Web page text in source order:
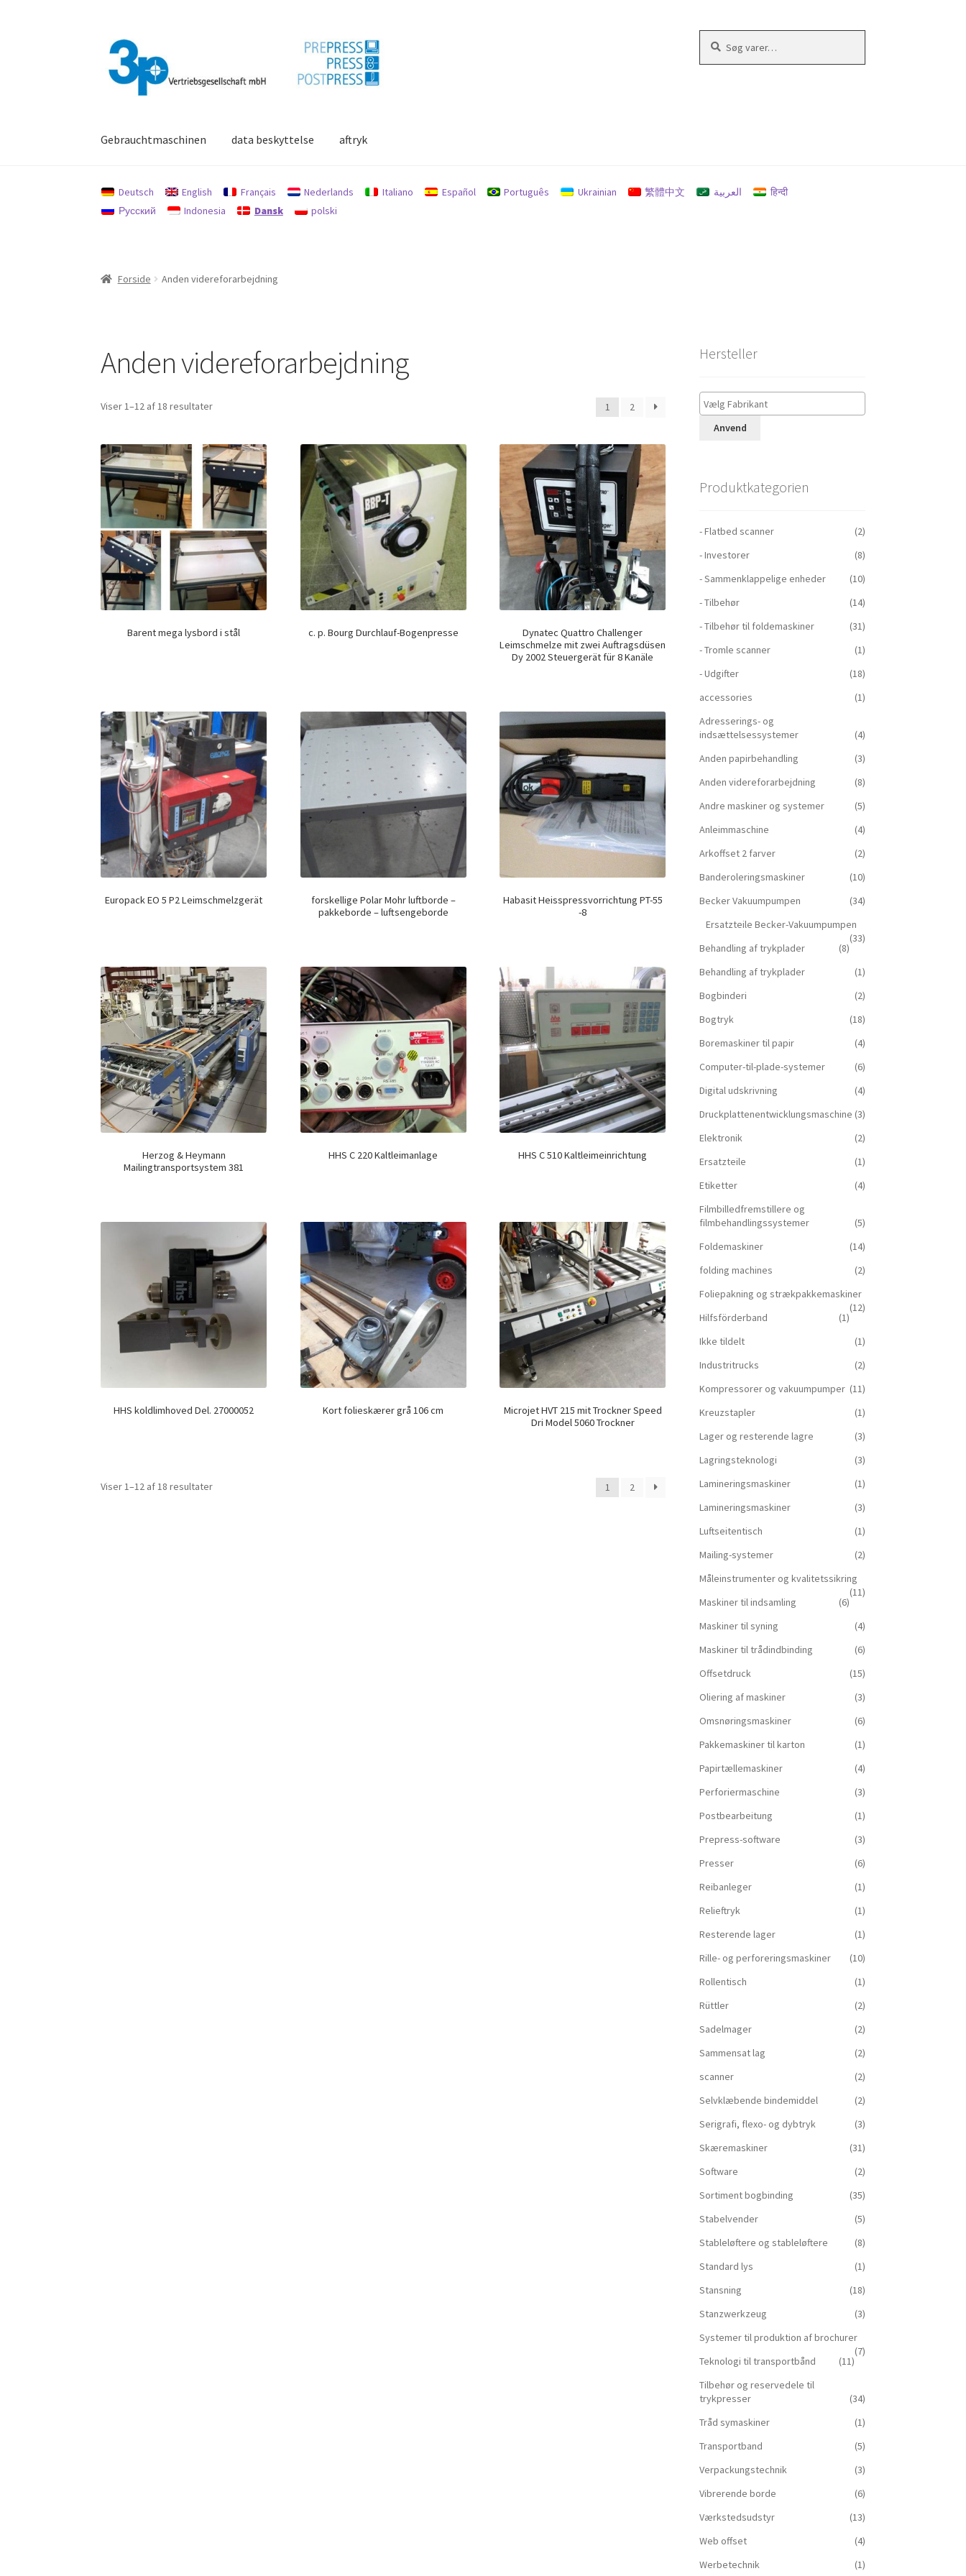
Spring
til
navigation
Spring
til
indhold
efter:
Gebrauchtmaschinen data beskyttelse aftryk
Deutsch English Français Nederlands Italiano Español Português Ukrainian 繁體中文 العربية
हिन्दी
Русский
Indonesia Dansk polski
Forside Anden videreforarbejdning
Anden videreforarbejdning
Viser 1–12 af 18 resultater 1 2
Barent mega lysbord i stål c. p. Bourg Durchlauf-Bogenpresse
Dynatec Quattro Challenger
Leimschmelze mit zwei Auftragsdüsen
Dy 2002 Steuergerät für 8 Kanäle
Europack EO 5 P2 Leimschmelzgerät
forskellige Polar Mohr luftborde –
pakkeborde – luftsengeborde
Habasit Heisspressvorrichtung PT-55
-8
Herzog & Heymann
Mailingtransportsystem 381
HHS C 220 Kaltleimanlage HHS C 510 Kaltleimeinrichtung
HHS koldlimhoved Del. 27000052 Kort folieskærer grå 106 cm
Microjet HVT 215 mit Trockner Speed
Dri Model 5060 Trockner
Viser 1–12 af 18 resultater 1 2
Hersteller
Anvend
Produktkategorien
- Flatbed scanner
(2)
- Investorer
(8)
- Sammenklappelige enheder
(10)
- Tilbehør
(14)
- Tilbehør til foldemaskiner
(31)
- Tromle scanner
(1)
- Udgifter
(18)
accessories
(1)
Adresserings- og
indsættelsessystemer
(4)
Anden papirbehandling
(3)
Anden videreforarbejdning
(8)
Andre maskiner og systemer
(5)
Anleimmaschine
(4)
Arkoffset 2 farver
(2)
Banderoleringsmaskiner
(10)
Becker Vakuumpumpen
(34)
Ersatzteile Becker-Vakuumpumpen
(33)
Behandling af trykplader
(8)
Behandling af trykplader
(1)
Bogbinderi
(2)
Bogtryk
(18)
Boremaskiner til papir
(4)
Computer-til-plade-systemer
(6)
Digital udskrivning
(4)
Druckplattenentwicklungsmaschine (3)
Elektronik
(2)
Ersatzteile
(1)
Etiketter
(4)
Filmbilledfremstillere og
filmbehandlingssystemer
(5)
Foldemaskiner
(14)
folding machines
(2)
Foliepakning og strækpakkemaskiner
(12)
Hilfsförderband
(1)
Ikke tildelt
(1)
Industritrucks
(2)
Kompressorer og vakuumpumper (11)
Kreuzstapler
(1)
Lager og resterende lagre
(3)
Lagringsteknologi
(3)
Lamineringsmaskiner
(1)
Lamineringsmaskiner
(3)
Luftseitentisch
(1)
Mailing-systemer
(2)
Måleinstrumenter og kvalitetssikring
(11)
Maskiner til indsamling
(6)
Maskiner til syning
(4)
Maskiner til trådindbinding
(6)
Offsetdruck
(15)
Oliering af maskiner
(3)
Omsnøringsmaskiner
(6)
Pakkemaskiner til karton
(1)
Papirtællemaskiner
(4)
Perforiermaschine
(3)
Postbearbeitung
(1)
Prepress-software
(3)
Presser
(6)
Reibanleger
(1)
Relieftryk
(1)
Resterende lager
(1)
Rille- og perforeringsmaskiner
(10)
Rollentisch
(1)
Rüttler
(2)
Sadelmager
(2)
Sammensat lag
(2)
scanner
(2)
Selvklæbende bindemiddel
(2)
Serigrafi, flexo- og dybtryk
(3)
Skæremaskiner
(31)
Software
(2)
Sortiment bogbinding
(35)
Stabelvender
(5)
Stableløftere og stableløftere
(8)
Standard lys
(1)
Stansning
(18)
Stanzwerkzeug
(3)
Systemer til produktion af brochurer
(7)
Teknologi til transportbånd
(11)
Tilbehør og reservedele til
trykpresser
(34)
Tråd symaskiner
(1)
Transportband
(5)
Verpackungstechnik
(3)
Vibrerende borde
(6)
Værkstedsudstyr
(13)
Web offset
(4)
Werbetechnik
(1)